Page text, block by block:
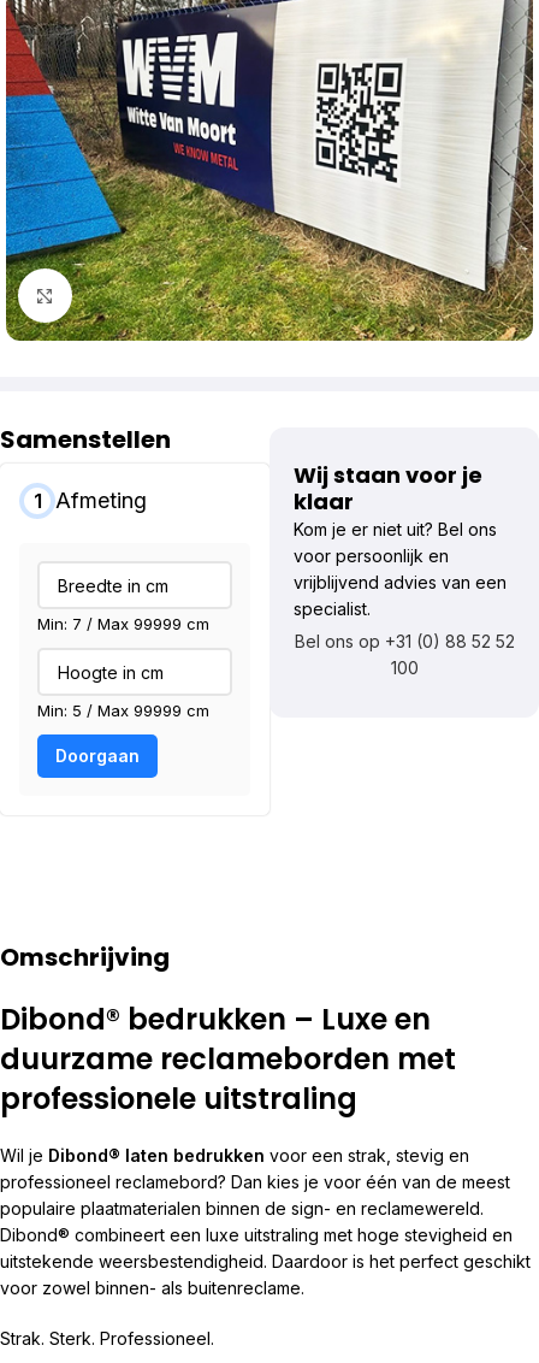
Klik om te vergroten
Samenstellen
1 Afmeting
Min: 7 / Max 99999 cm
Min: 5 / Max 99999 cm
Doorgaan
Wij staan voor je
klaar
Kom je er niet uit? Bel ons
voor persoonlijk en
vrijblijvend advies van een
specialist.
Bel ons op +31 (0) 88 52 52
100
Omschrijving
Dibond® bedrukken – Luxe en
duurzame reclameborden met
professionele uitstraling
Wil je Dibond® laten bedrukken voor een strak, stevig en
professioneel reclamebord? Dan kies je voor één van de meest
populaire plaatmaterialen binnen de sign- en reclamewereld.
Dibond® combineert een luxe uitstraling met hoge stevigheid en
uitstekende weersbestendigheid. Daardoor is het perfect geschikt
voor zowel binnen- als buitenreclame.
Strak. Sterk. Professioneel.